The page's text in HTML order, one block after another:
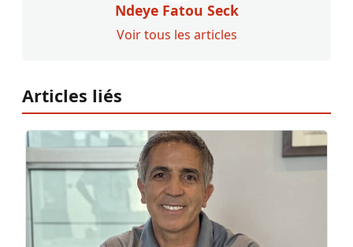
Ndeye Fatou Seck
Voir tous les articles
Articles liés